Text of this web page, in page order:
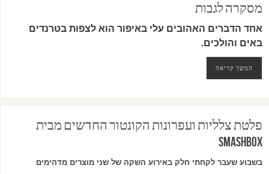
מסקרה לגבות
אחד הדברים האהובים עלי באיפור הוא לצפות בטרנדים
באים והולכים.
המשך קריאה
פלטת צלליות ועפרונות הקונטור החדשים מבית
SMASHBOX
בשבוע שעבר לקחתי חלק באירוע השקה של שני מוצרים מדהימים